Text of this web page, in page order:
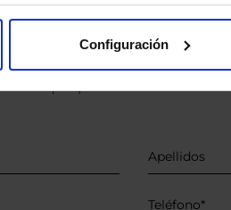
Configuración
gratuito
ISINs de sus Fondos y
las que podrá ahorrar en sus